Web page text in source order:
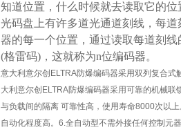
知道位置，什么时候就去读取它的
光码盘上有许多道光通道刻线，每
器的每一个位置，通过读取每道刻
(格雷码)，这就称为n位编码器。
意大利意尔创ELTRA防爆编码器采用双列复合
大利意尔创ELTRA防爆编码器采用可靠的机械
与负载间的隔离 可靠性高，使用寿命8000次以
自动化程度高。6.全自动型不需外接任何控制元